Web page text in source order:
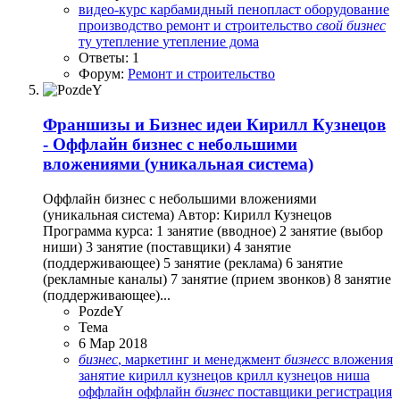
видео-курс карбамидный пенопласт оборудование
производство ремонт и строительство свой бизнес
ту утепление утепление дома
Ответы: 1
Форум: Ремонт и строительство
Франшизы и Бизнес идеи Кирилл Кузнецов
- Оффлайн бизнес с небольшими
вложениями (уникальная система)
Оффлайн бизнес с небольшими вложениями
(уникальная система) Автор: Кирилл Кузнецов
Программа курса: 1 занятие (вводное) 2 занятие (выбоp
ниши) 3 занятие (поставщики) 4 занятие
(поддерживающее) 5 занятие (pеклама) 6 занятие
(рекламные каналы) 7 занятие (прием звонков) 8 занятие
(поддерживающее)...
PozdeY
Тема
6 Мар 2018
бизнес, маркетинг и менеджмент бизнесс вложения
занятие кирилл кузнецов крилл кузнецов ниша
оффлайн оффлайн бизнес поставщики регистрация